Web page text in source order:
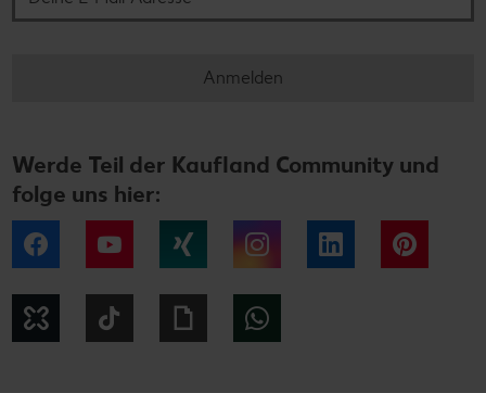
Anmelden
Werde Teil der Kaufland Community und
folge uns hier:
Facebook YouTube Xing Instagram LinkedIn
Kununu Giphy